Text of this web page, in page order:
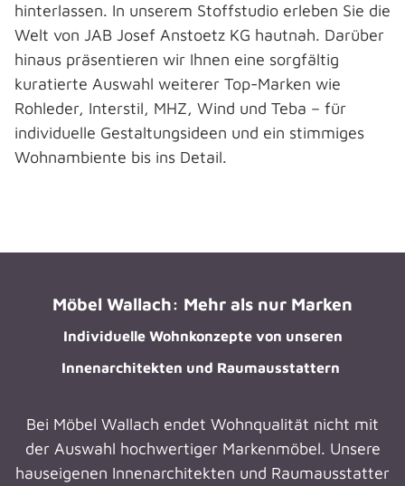
hinterlassen. In unserem Stoffstudio erleben Sie die
Welt von JAB Josef Anstoetz KG hautnah. Darüber
hinaus präsentieren wir Ihnen eine sorgfältig
kuratierte Auswahl weiterer Top-Marken wie
Rohleder, Interstil, MHZ, Wind und Teba – für
individuelle Gestaltungsideen und ein stimmiges
Wohnambiente bis ins Detail.
Möbel Wallach: Mehr als nur Marken
Individuelle Wohnkonzepte von unseren
Innenarchitekten und Raumausstattern
Bei Möbel Wallach endet Wohnqualität nicht mit
der Auswahl hochwertiger Markenmöbel. Unsere
hauseigenen Innenarchitekten und Raumausstatter